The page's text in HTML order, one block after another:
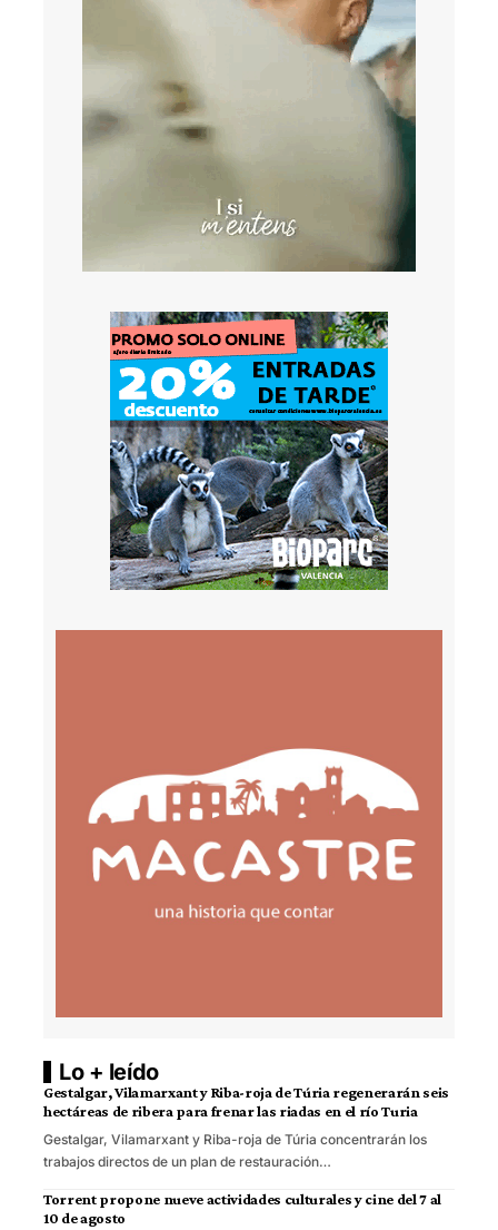
Lo + leído
Gestalgar, Vilamarxant y Riba-roja de Túria regenerarán seis
hectáreas de ribera para frenar las riadas en el río Turia
Gestalgar, Vilamarxant y Riba-roja de Túria concentrarán los
trabajos directos de un plan de restauración…
Torrent propone nueve actividades culturales y cine del 7 al
10 de agosto